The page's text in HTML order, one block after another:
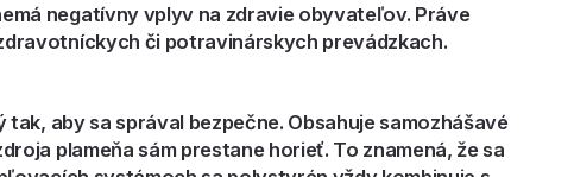
negatívny vplyv na zdravie obyvateľov. Práve
či potravinárskych prevádzkach.
aby sa správal bezpečne. Obsahuje samozhášavé
plameňa sám prestane horieť. To znamená, že sa